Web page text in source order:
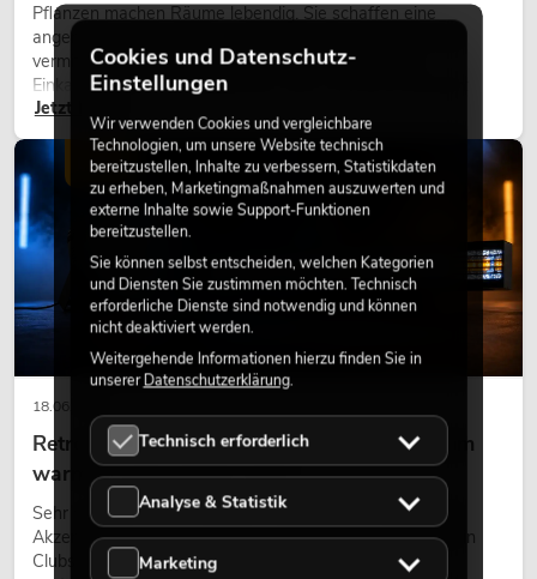
Pflanzen machen Räume lebendig. Sie schaffen eine
angenehme Atmosphäre, verbessern das Ambiente und
vermitteln Natürlichkeit. Ob in Hotels, Restaurants,
Einkaufszentren, Bürogebäuden oder auf Messeständen:
eine hochwertige Begrünung gehört heute längst zum
modernen Raumkonzept.
Jetzt lesen
18.06.2026
Retro-Licht im modernen Lichtdesign: Warum
warmes Licht wieder wirkt
Sehr warmes Licht, sichtbare Leuchtflächen und farbige
Akzente prägen viele aktuelle Lichtdesigns auf Bühnen, in
Clubs und bei Events. Retro-Licht ist dabei kein rein
LICHT
Cookies und Datenschutz-
Einstellungen
Wir verwenden Cookies und vergleichbare
Technologien, um unsere Website technisch
bereitzustellen, Inhalte zu verbessern, Statistikdaten
zu erheben, Marketingmaßnahmen auszuwerten und
externe Inhalte sowie Support-Funktionen
bereitzustellen.
Sie können selbst entscheiden, welchen Kategorien
und Diensten Sie zustimmen möchten. Technisch
erforderliche Dienste sind notwendig und können
nicht deaktiviert werden.
Weitergehende Informationen hierzu finden Sie in
unsererDatenschutzerklärung.
Technisch erforderlich
Analyse & Statistik
Marketing